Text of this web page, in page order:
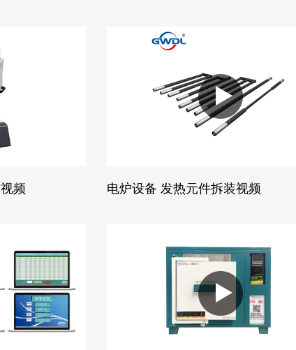
频 电炉设备 发热元件拆装视频